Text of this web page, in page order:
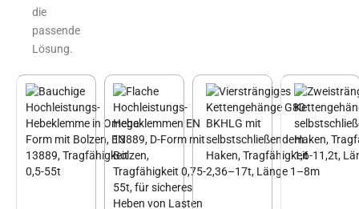
die
passende
Lösung.